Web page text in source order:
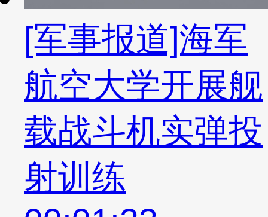
[军事报道]海军
航空大学开展舰
载战斗机实弹投
射训练